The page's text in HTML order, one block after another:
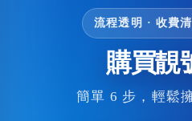
流程透明 · 收費
購買靚
簡單 6 步，輕鬆